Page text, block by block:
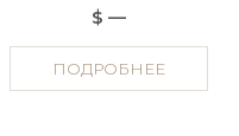
$ —
ПОДРОБНЕЕ